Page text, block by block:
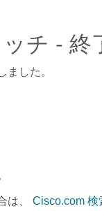
チ - 終
ました。
は、 Cisco.com 検